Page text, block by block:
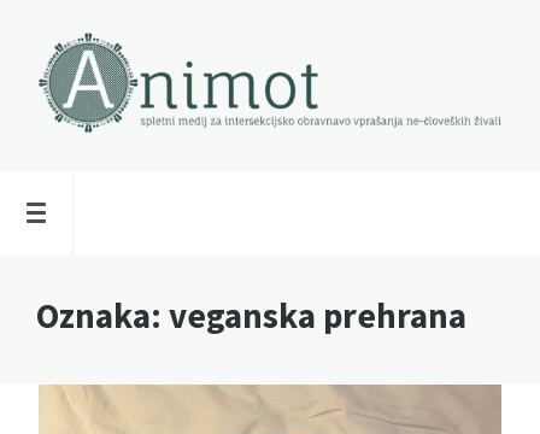
Oznaka: veganska prehrana